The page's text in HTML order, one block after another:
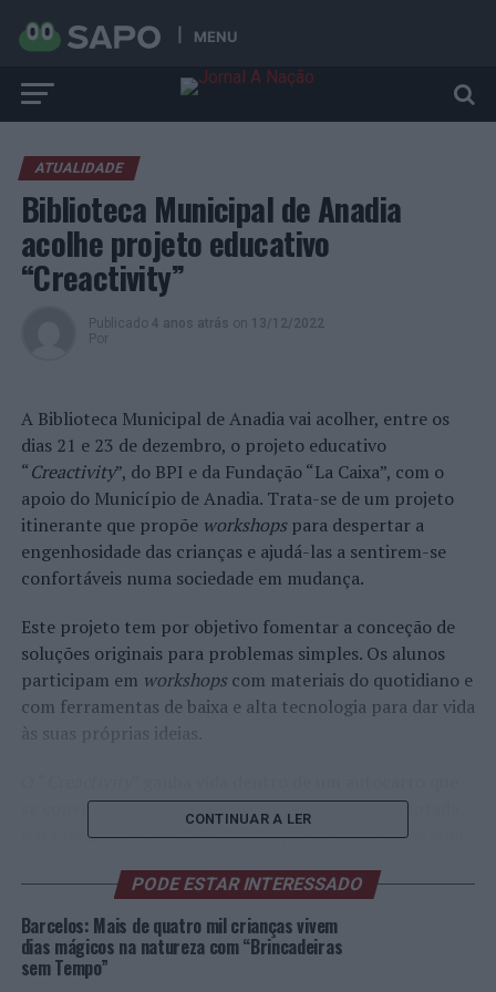
MENU
ATUALIDADE
Biblioteca Municipal de Anadia
acolhe projeto educativo
“Creactivity”
Publicado 4 anos atrás on 13/12/2022
Por
A Biblioteca Municipal de Anadia vai acolher, entre os
dias 21 e 23 de dezembro, o projeto educativo
“Creactivity”, do BPI e da Fundação “La Caixa”, com o
apoio do Município de Anadia. Trata-se de um projeto
itinerante que propõe workshopspara despertar a
engenhosidade das crianças e ajudá-las a sentirem-se
confortáveis numa sociedade em mudança.
Este projeto tem por objetivo fomentar a conceção de
soluções originais para problemas simples. Os alunos
participam em workshopscom materiais do quotidiano e
com ferramentas de baixa e alta tecnologia para dar vida
às suas próprias ideias.
se converte numa unidade móvel totalmente adaptada,
para facilitar o acesso e a participação das pessoas com
com bancos, mesas de trabalho e diversas provas
preparadas para os alunos realizarem.
O espaço dispõe de várias áreas para implementar
CONTINUAR A LER
PODE ESTAR INTERESSADO
Barcelos: Mais de quatro mil crianças vivem
dias mágicos na natureza com “Brincadeiras
sem Tempo”